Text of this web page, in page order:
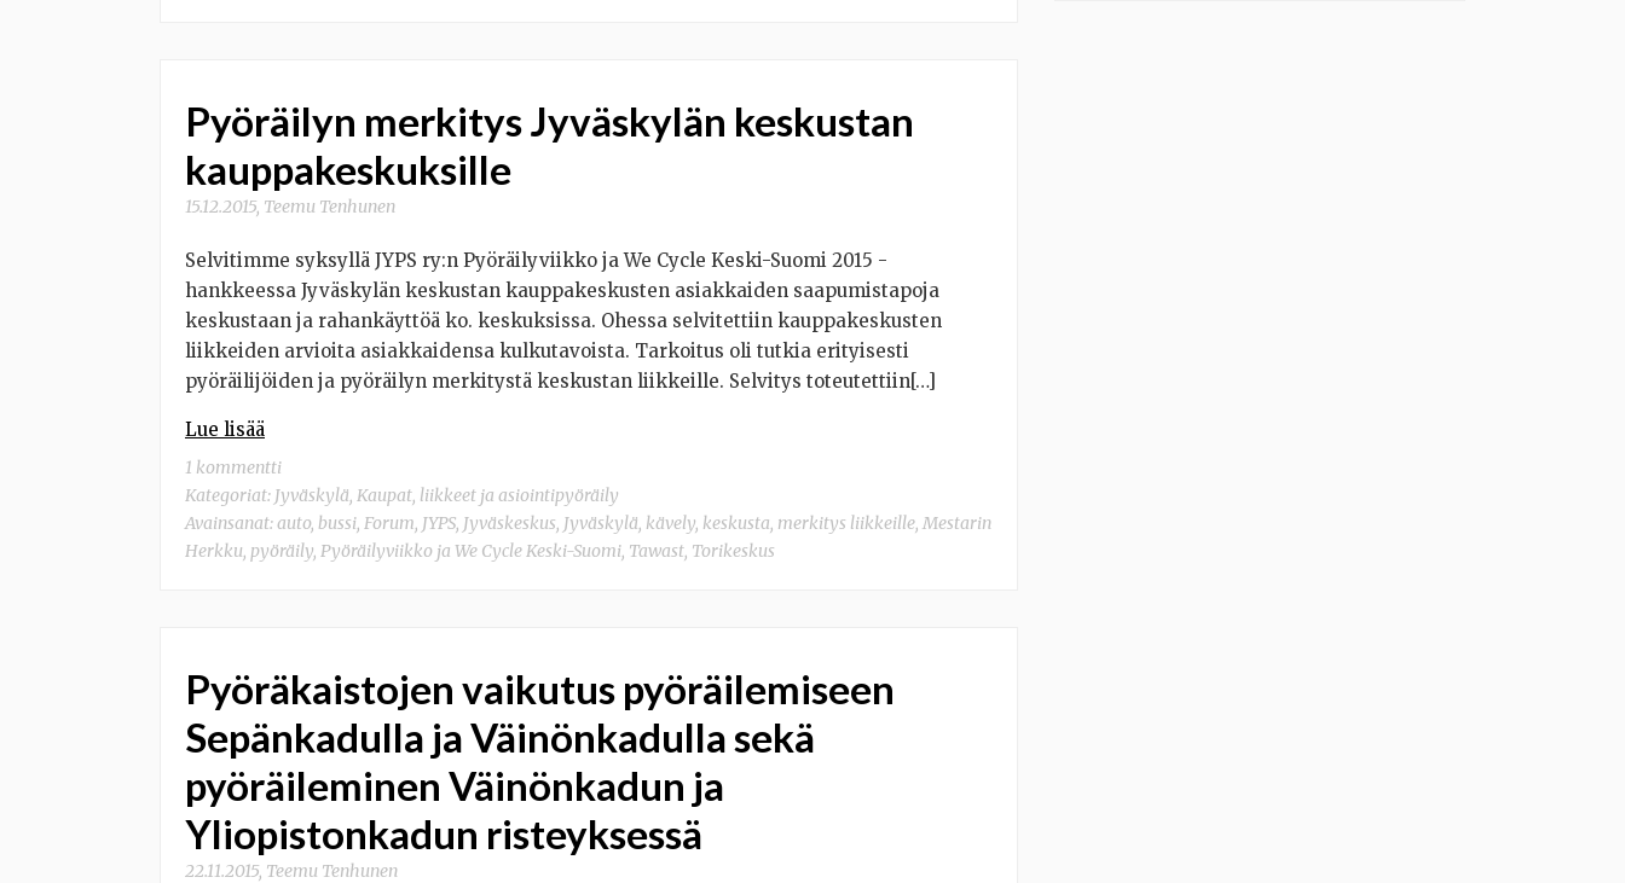
Pyöräilyn merkitys Jyväskylän keskustan
kauppakeskuksille
15.12.2015, Teemu Tenhunen
Selvitimme syksyllä JYPS ry:n Pyöräilyviikko ja We Cycle Keski-Suomi 2015 -
hankkeessa Jyväskylän keskustan kauppakeskusten asiakkaiden saapumistapoja
keskustaan ja rahankäyttöä ko. keskuksissa. Ohessa selvitettiin kauppakeskusten
liikkeiden arvioita asiakkaidensa kulkutavoista. Tarkoitus oli tutkia erityisesti
pyöräilijöiden ja pyöräilyn merkitystä keskustan liikkeille. Selvitys toteutettiin[…]
Lue lisää
1 kommentti
Kategoriat: Jyväskylä Kaupat, liikkeet ja asiointipyöräily
Avainsanat:auto bussi Forum JYPS Jyväskeskus Jyväskylä kävely keskusta merkitys liikkeille Mestarin
Herkku pyöräily Pyöräilyviikko ja We Cycle Keski-Suomi Tawast Torikeskus
Pyöräkaistojen vaikutus pyöräilemiseen
Sepänkadulla ja Väinönkadulla sekä
pyöräileminen Väinönkadun ja
Yliopistonkadun risteyksessä
22.11.2015 Teemu Tenhunen